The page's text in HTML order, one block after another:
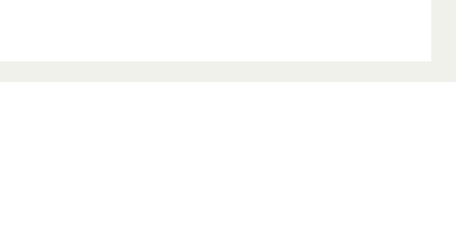
und Temperaturen stand, ist stoß-, kratz-
Weißtöne. Das Signalweiß/Polarweiß
das weiße Türelement neben der hochweißen